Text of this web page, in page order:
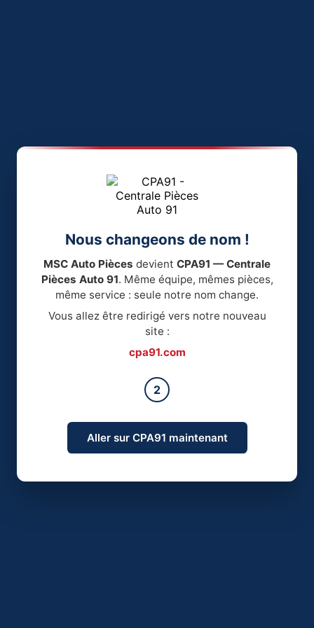
Nous changeons de nom !
MSC Auto Pièces devient CPA91 — Centrale
Pièces Auto 91. Même équipe, mêmes pièces,
même service : seule notre nom change.
Vous allez être redirigé vers notre nouveau
site :
cpa91.com
2
Aller sur CPA91 maintenant